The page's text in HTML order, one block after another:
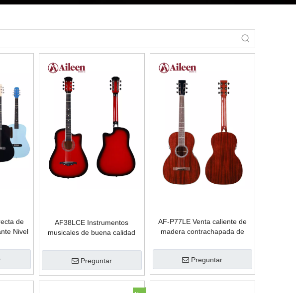
de
Nivel
AF38LCE Instrumentos
musicales de buena calidad
básico de 38 '
Preguntar
AF-P77LE Venta caliente de
madera contrachapada de
salón
Preguntar